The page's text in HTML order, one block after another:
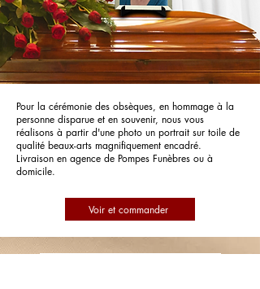
Pour la cérémonie des obsèques, en hommage à la
personne disparue et en souvenir, nous vous
réalisons à partir d'une photo un portrait sur toile de
qualité beaux-arts magnifiquement encadré.
Livraison en agence de Pompes Funèbres ou à
domicile.
Voir et commander